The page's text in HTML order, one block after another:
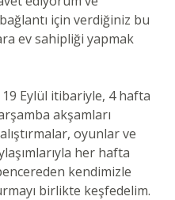
için verdiğiniz bu
ev sahipliği yapmak
19 Eylül itibariyle, 4 hafta
akşamları
oyunlar ve
her hafta
kendimizle
birlikte keşfedelim.